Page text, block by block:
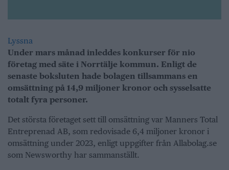
Lyssna
Under mars månad inleddes konkurser för nio
företag med säte i Norrtälje kommun. Enligt de
senaste boksluten hade bolagen tillsammans en
omsättning på 14,9 miljoner kronor och sysselsatte
totalt fyra personer.
Det största företaget sett till omsättning var Manners Total
Entreprenad AB, som redovisade 6,4 miljoner kronor i
omsättning under 2023, enligt uppgifter från Allabolag.se
som Newsworthy har sammanställt.